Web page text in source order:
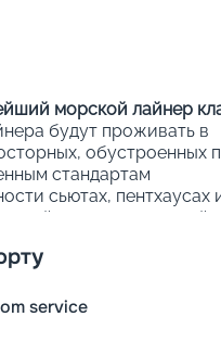
морской лайнер
будут проживать в
обустроенных
стандартам
сьютах, пентхаусах
из 461 люксов
service